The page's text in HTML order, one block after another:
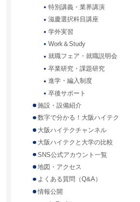
特別講義・業界講演
滋慶選択科目講座
学外実習
Work＆Study
就職フェア・就職説明会
卒業研究・課題研究
進学・編入制度
卒後サポート
施設・設備紹介
数字で分かる！大阪ハイテク
大阪ハイテクチャンネル
大阪ハイテクと大学の比較
SNS公式アカウント一覧
地図・アクセス
よくある質問（Q&A）
情報公開